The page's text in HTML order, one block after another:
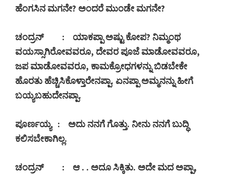
ಹೆಂಗಸಿನ ಮಗನೇ? ಅಂದರೆ ಮುಂಡೇ ಮಗನೇ?
ಚಂದ್ರನ್ : ಯಾಕಪ್ಪಾ ಅಷ್ಟು ಕೋಪ? ನಿಮ್ಮಂಥ
ವಯಸ್ಸಾಗಿರೋವವರೂ, ದೇವರ ಪೂಜೆ ಮಾಡೋವವರೂ,
ಜಪ ಮಾಡೋವವರೂ, ಕಾಮಕ್ರೋಧಗಳನ್ನು ಬಿಡಬೇಕೇ
ಹೊರತು ಹೆಚ್ಚಿಸಿಕೊಳ್ತಾರೇನಪ್ಪಾ. ಏನಪ್ಪಾ ಅಮ್ಮನನ್ನು ಹೀಗೆ
ಬಯ್ಯಬಹುದೇನಪ್ಪಾ.
ಪೂರ್ಣಯ್ಯ: ಅದು ನನಗೆ ಗೊತ್ತು. ನೀನು ನನಗೆ ಬುದ್ಧಿ
ಕಲಿಸಬೇಕಾಗಿಲ್ಲ.
ಚಂದ್ರನ್ : ಆ . . ಅದೂ ಸಿಕ್ಕಿತು. ಅದೇ ಮದ ಅಪ್ಪಾ,